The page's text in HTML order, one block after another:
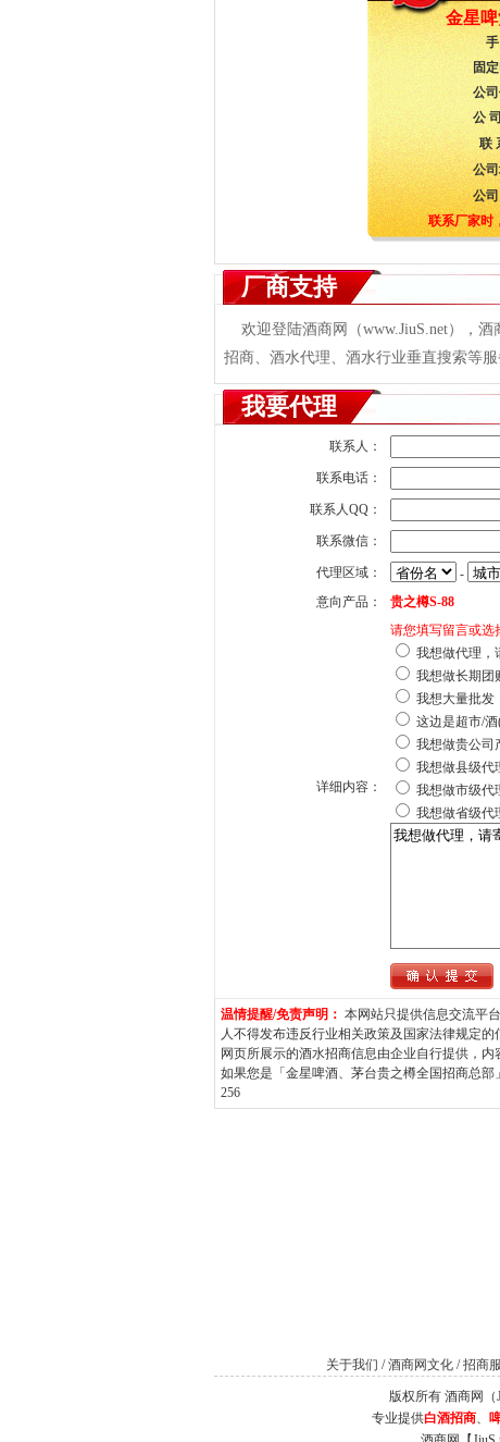
金星
固
公司
公
联
公
公
联系厂家时
厂商支持
欢迎登陆酒商网（www.JiuS.net），
招商、酒水代理、酒水行业垂直搜索等
我要代理
联系人：
联系电话：
联系人QQ：
联系微信：
代理区域： -
意向产品：
贵之樽S-88
详细内容：
请您填写留言或选
我想做代理，
我想做长期团
我想大量批发
这边是超市/酒
我想做贵公司
我想做县级代
我想做市级代
我想做省级代
温情提醒/免责声明： 本网站只提供信息交流平
人不得发布违反行业相关政策及国家法律规定的
网页所展示的酒水招商信息由企业自行提供，
如果您是「金星啤酒、茅台贵之樽全国招商总
256
关于我们 /酒商网文化 /招商
版权所有 酒商网（
专业提供白酒招商、